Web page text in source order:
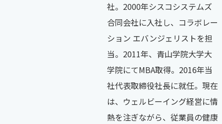
社。2000年シスコシステムズ
合同会社に入社し、コラボレー
ション エバンジェリストを担
当。2011年、青山学院大学大
学院にてMBA取得。2016年当
社代表取締役社長に就任。現在
は、ウェルビーイング経営に情
熱を注ぎながら、従業員の健康